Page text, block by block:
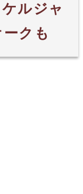
ルジャ
クも